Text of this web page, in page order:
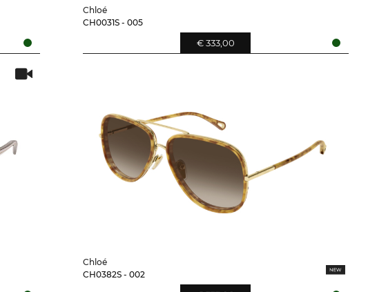
Chloé
CH0031S - 005
€ 333,00
Chloé
CH0382S - 002